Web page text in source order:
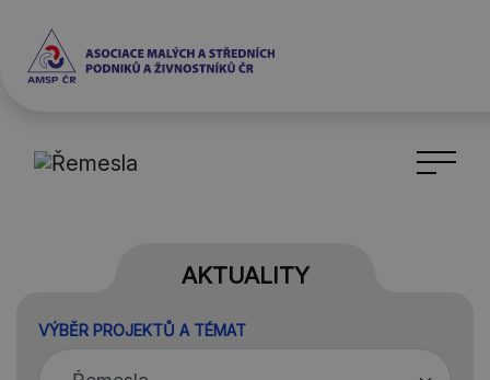
AKTUALITY
VÝBĚR PROJEKTŮ A TÉMAT